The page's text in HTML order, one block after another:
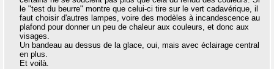
le "test du beurre" montre que celui-ci tire sur le vert cadavérique, il
faut choisir d'autres lampes, voire des modèles à incandescence au
plafond pour donner un peu de chaleur aux couleurs, et donc aux
visages.
Un bandeau au dessus de la glace, oui, mais avec éclairage central
en plus.
Et voilà.